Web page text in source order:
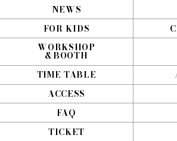
NEWS
FOR KIDS
WORKSHOP
&BOOTH
TIME TABLE
ACCESS
FAQ
TICKET